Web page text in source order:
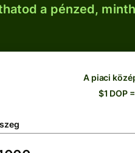
a pénzed,
A piaci
$1 DOP